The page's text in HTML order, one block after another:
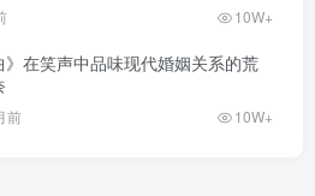
10W+
》在笑声中品味现代婚姻关系的荒
前 10W+